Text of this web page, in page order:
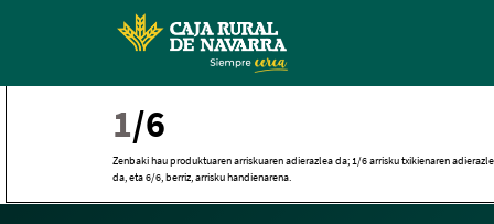
1/6
Zenbaki hau produktuaren arriskuaren adierazlea da; 1/6 arrisku txikienaren
da, eta 6/6, berriz, arrisku handienarena.